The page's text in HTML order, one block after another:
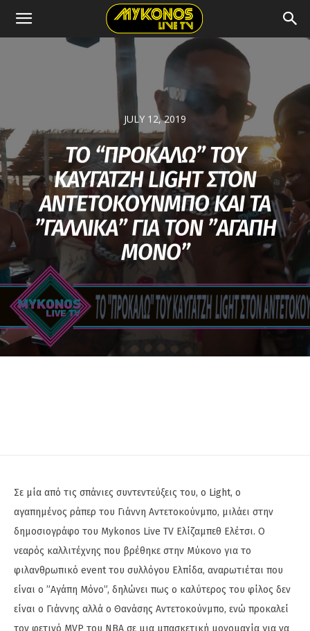
JULY 12, 2019
ΤΟ “ΠΡΟΚΑΛΩ” ΤΟΥ
ΚΑΥΓΑΤΖΗ LIGHT ΣΤΟΝ
ΑΝΤΕΤΟΚΟΥΝΜΠΟ KAI ΤΑ
”ΓΑΛΛΙΚΑ” ΓΙΑ ΤΟΝ ”ΑΓΑΠΗ
ΜΟΝΟ”
Σε μία από τις σπάνιες συντεντεύξεις του, ο Light, ο
αγαπημένος ράπερ του Γιάννη Αντετοκούνμπο, μιλάει στην
δημοσιογράφο του Mykonos Live TV Ελίζαμπεθ Ελέτσι. Ο
νεαρός καλλιτέχνης που βρέθηκε στην Μύκονο για το
φιλανθρωπικό event του συλλόγου Ελπίδα, αναρωτιέται που
είναι ο ”Αγάπη Μόνο”, δηλώνει πως ο καλύτερος του φίλος δεν
είναι ο Γιάννης αλλά ο Θανάσης Αντετοκούνμπο, ενώ προκαλεί
τον φετινό MVP του ΝΒΑ σε μια μπασκετική μονομαχία για να